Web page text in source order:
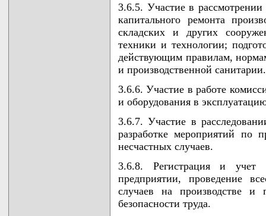
3.6.5. Участие в рассмотрении
капитального ремонта
складских и других
техники и технологии;
действующим правилам,
и производственной санитарии.
3.6.6. Участие в работе
и оборудования в
3.6.7. Участие в
разработке мероприятий по
несчастных случаев.
3.6.8. Регистрация и учет
предприятии, проведение
случаев на производстве и
безопасности труда.